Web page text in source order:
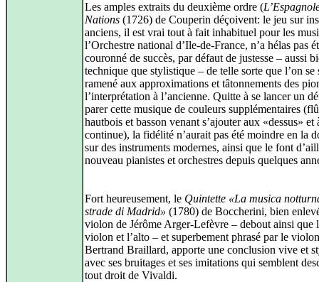
Les amples extraits du deuxième ordre (
Nations (1726) de Couperin déçoivent: le jeu sur
anciens, il est vrai tout à fait inhabituel pour les
l’Orchestre national d’Ile-de-France, n’a hélas pas
couronné de succès, par défaut de justesse – aussi
technique que stylistique – de telle sorte que l’on se
ramené aux approximations et tâtonnements des
l’interprétation à l’ancienne. Quitte à se lancer un
parer cette musique de couleurs supplémentaires
hautbois et basson venant s’ajouter aux «dessus» et
continue), la fidélité n’aurait pas été moindre en la
sur des instruments modernes, ainsi que le font
nouveau pianistes et orchestres depuis quelques
Fort heureusement, le Quintette «La musica
strade di Madrid» (1780) de Boccherini, bien
violon de Jérôme Arger-Lefèvre – debout ainsi que
violon et l’alto – et superbement phrasé par le
Bertrand Braillard, apporte une conclusion vive et
avec ses bruitages et ses imitations qui semblent
tout droit de Vivaldi.